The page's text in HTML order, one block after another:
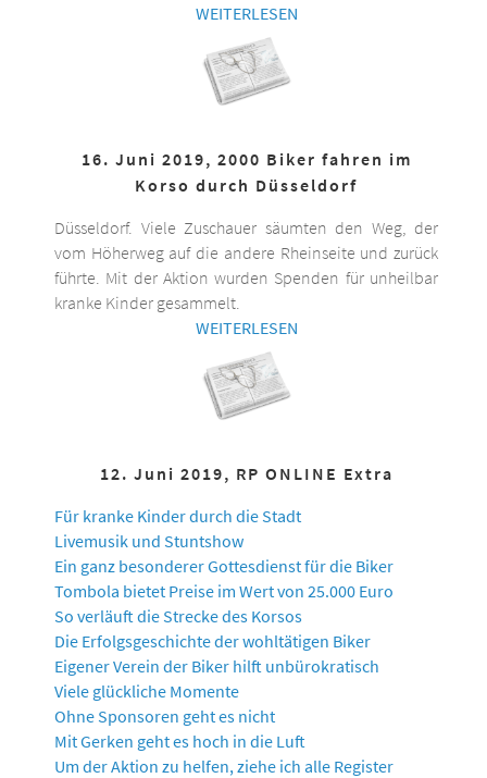
WEITERLESEN
16. Juni 2019, 2000 Biker fahren im
Korso durch Düsseldorf
Düsseldorf. Viele Zuschauer säumten den Weg, der
vom Höherweg auf die andere Rheinseite und zurück
führte. Mit der Aktion wurden Spenden für unheilbar
kranke Kinder gesammelt.
WEITERLESEN
12. Juni 2019, RP ONLINE Extra
Für kranke Kinder durch die Stadt
Livemusik und Stuntshow
Ein ganz besonderer Gottesdienst für die Biker
Tombola bietet Preise im Wert von 25.000 Euro
So verläuft die Strecke des Korsos
Die Erfolgsgeschichte der wohltätigen Biker
Eigener Verein der Biker hilft unbürokratisch
Viele glückliche Momente
Ohne Sponsoren geht es nicht
Mit Gerken geht es hoch in die Luft
Um der Aktion zu helfen, ziehe ich alle Register